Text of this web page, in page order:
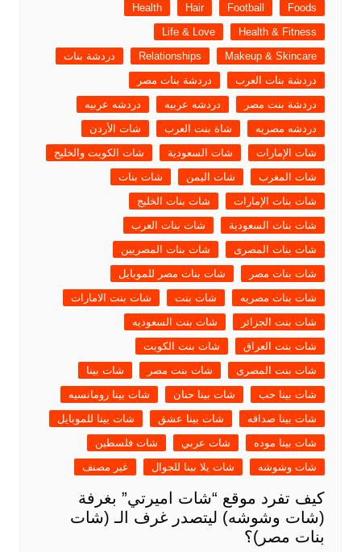
Foods
Football
Hair
Health
Health & Fitness
Life & Love
Makeup & Skincare
Relationships
دردشة بنات
دردشة بنات العرب
دردشة بنات مصر
دردشة بنت مصر
دردشه عربيه
دردشه عربيه
دردشه مصريه
شاة بنت العرب
شات الأردن
شات الإمارات
شات السعودية
شات الكويت والخليج
شات المغرب
شات اليمن
شات بنات
شات بنات الإمارات
شات بنات الخليج
شات بنات السعودية
شات بنات العرب
شات بنات المصرى
شات بنات المصريين
شات بنات مصر
شات بنات مصر للموبايل
شات بنات مصريه
شات بنت
شات بنت الامارات
شات بنت الجزائر
شات بنت السعوديه
شات بنت العراق
شات بنت الكويت
شات بنت المصرى
شات بنت مصر
شات بينا
شات بينا حب
شات بينا حنان
شات بينا رومانسيه
شات بينا صداقه
شات بينا عشق
شات بينا للموبايل
شات بينا موده
شات عربي
شات فلسطين
شات وشوشه
شات يلا بينا للجوال غير مصنف
كيف تفرد موقع “شات اميرتي” بغرفة
(شات وشوشه) ليتصدر غرف الـ (شات
بنات مصر)؟